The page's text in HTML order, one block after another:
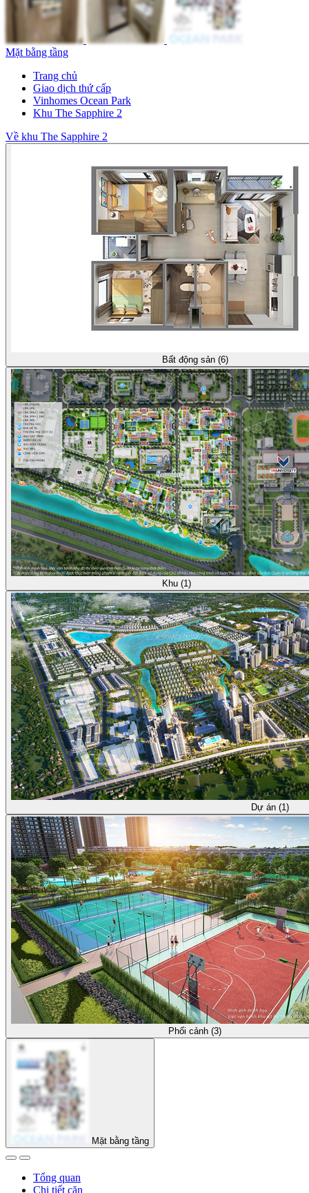
Mặt bằng tầng
Trang chủ
Giao dịch thứ cấp
Vinhomes Ocean Park
Khu The Sapphire 2
Về khu The Sapphire 2
Bất động sản (6)
Khu (1)
Dự án (1)
Phối cảnh (3)
Mặt bằng tầng
Tổng quan
Chi tiết căn